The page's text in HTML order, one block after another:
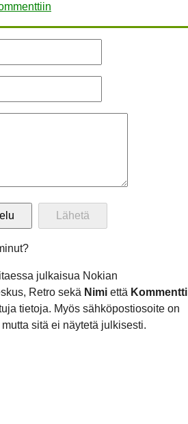
julkaisua Nokian
Retro sekä Nimi että Kommentti
tietoja. Myös sähköpostiosoite on
sitä ei näytetä julkisesti.